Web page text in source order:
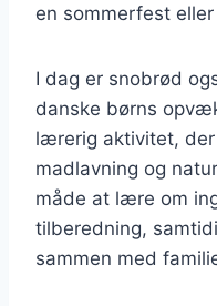
en sommerfest
I dag er snobrød
danske børns
lærerig aktivitet,
madlavning og
måde at lære om
tilberedning,
sammen med